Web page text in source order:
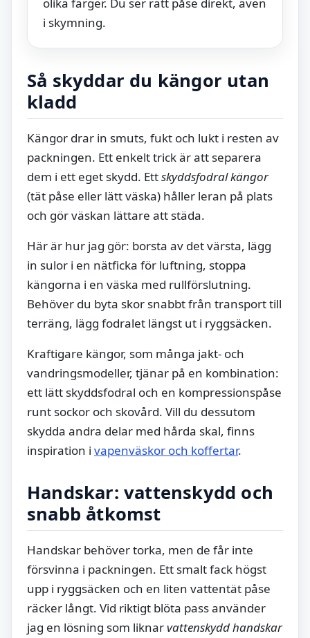
olika färger. Du ser rätt påse direkt, även
i skymning.
Så skyddar du kängor utan
kladd
Kängor drar in smuts, fukt och lukt i resten av
packningen. Ett enkelt trick är att separera
dem i ett eget skydd. Ettskyddsfodral kängor
(tät påse eller lätt väska) håller leran på plats
och gör väskan lättare att städa.
Här är hur jag gör: borsta av det värsta, lägg
in sulor i en nätficka för luftning, stoppa
kängorna i en väska med rullförslutning.
Behöver du byta skor snabbt från transport till
terräng, lägg fodralet längst ut i ryggsäcken.
Kraftigare kängor, som många jakt- och
vandringsmodeller, tjänar på en kombination:
ett lätt skyddsfodral och en kompressionspåse
runt sockor och skovård. Vill du dessutom
skydda andra delar med hårda skal, finns
inspiration i vapenväskor och koffertar.
Handskar: vattenskydd och
snabb åtkomst
Handskar behöver torka, men de får inte
försvinna i packningen. Ett smalt fack högst
upp i ryggsäcken och en liten vattentät påse
räcker långt. Vid riktigt blöta pass använder
jag en lösning som liknarvattenskydd handskar